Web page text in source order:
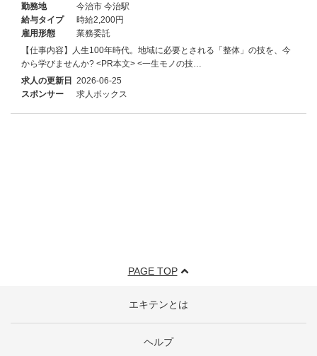
勤務地
今治市 今治駅
給与タイプ
時給2,200円
雇用形態
業務委託
【仕事内容】人生100年時代。地域に必要とされる「整体」の技を、今
から学びませんか? <PR本文> <一生モノの技…
求人の更新日 2026-06-25
スポンサー
求人ボックス
PAGE TOP
エキテンとは
ヘルプ